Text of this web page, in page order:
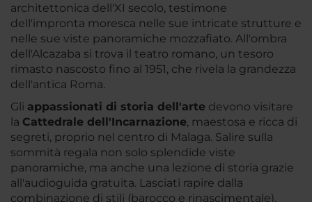
architettonica dell'XI secolo, testimone
dell'impronta moresca nelle sue intricate strutture e
nelle sue viste panoramiche mozzafiato. All'ombra
dell'Alcazaba si trova il teatro romano, un tesoro
rimasto nascosto fino al 1951, che rivela la grandezza
dell'antica Roma.
Gli appassionati di storia dell'arte devono visitare
la Cattedrale dell'Incarnazione, maestosa e ricca di
segreti, proprio nel centro di Malaga. Salire sulla
sommità regala non solo splendide viste
panoramiche, ma anche una lezione di storia grazie
all'audioguida gratuita. Lasciati rapire dalla
combinazione di stili (barocco e rinascimentale),